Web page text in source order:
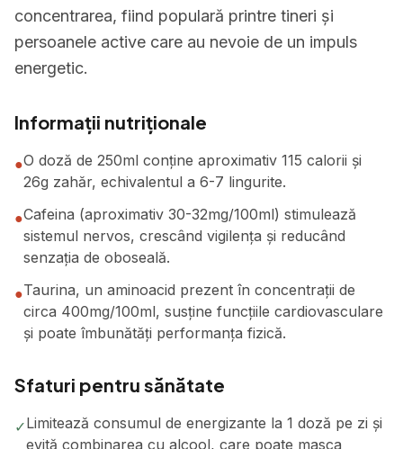
concentrarea, fiind populară printre tineri și
persoanele active care au nevoie de un impuls
energetic.
Informații nutriționale
●O doză de 250ml conține aproximativ 115 calorii și
26g zahăr, echivalentul a 6-7 lingurite.
●Cafeina (aproximativ 30-32mg/100ml) stimulează
sistemul nervos, crescând vigilența și reducând
senzația de oboseală.
●Taurina, un aminoacid prezent în concentrații de
circa 400mg/100ml, susține funcțiile cardiovasculare
și poate îmbunătăți performanța fizică.
Sfaturi pentru sănătate
✓Limitează consumul de energizante la 1 doză pe zi și
evită combinarea cu alcool, care poate masca